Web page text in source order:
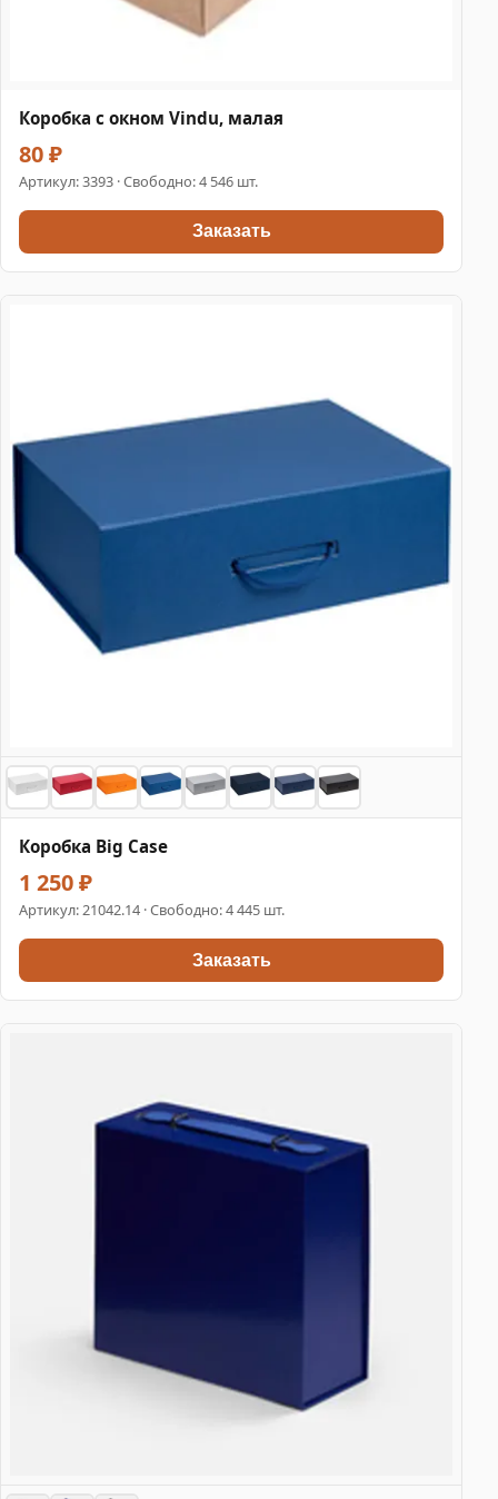
Коробка с окном Vindu, малая
80 ₽
Артикул:3393 · Свободно: 4 546 шт.
Заказать
Коробка Big Case
1 250 ₽
Артикул:21042.14 · Свободно: 4 445 шт.
Заказать